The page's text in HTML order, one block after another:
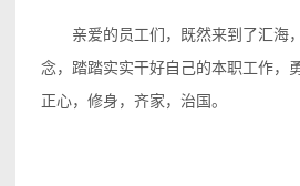
亲爱的员工们，既然来到了汇海
念，踏踏实实干好自己的本职工作，
正心，修身，齐家，治国。